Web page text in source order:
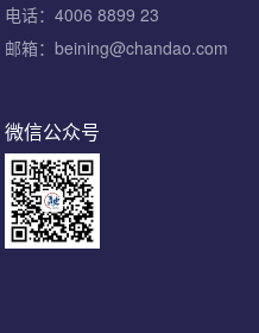
电话：4006 8899 23
邮箱：beining@chandao.com
微信公众号